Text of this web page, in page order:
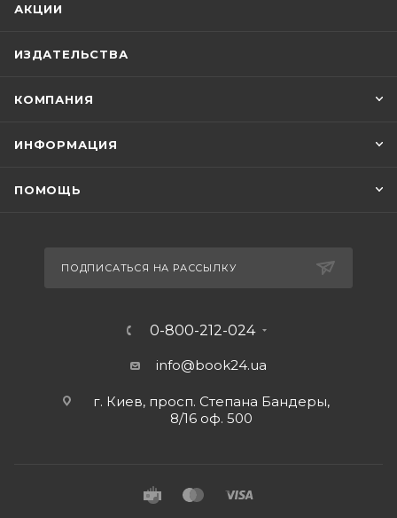
АКЦИИ
ИЗДАТЕЛЬСТВА
КОМПАНИЯ
ИНФОРМАЦИЯ
ПОМОЩЬ
ПОДПИСАТЬСЯ НА РАССЫЛКУ
0-800-212-024
info@book24.ua
г. Киев, просп. Степана Бандеры,
8/16 оф. 500